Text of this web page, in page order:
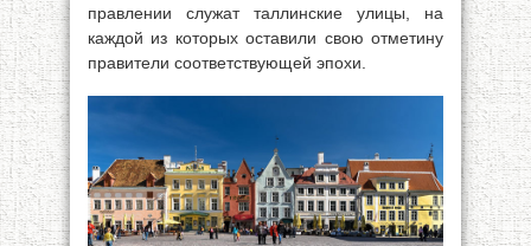
правлении служат таллинские улицы, на
каждой из которых оставили свою отметину
правители соответствующей эпохи.